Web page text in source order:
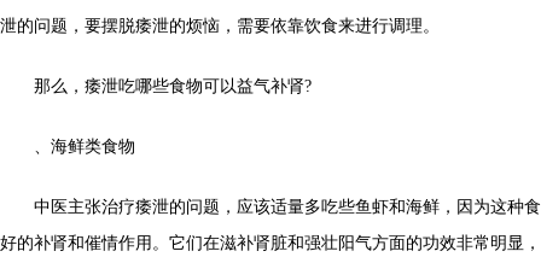
泄的问题，要摆脱痿泄的烦恼，需要依靠饮食来进行调理。
那么，痿泄吃哪些食物可以益气补肾?
、海鲜类食物
中医主张治疗痿泄的问题，应该适量多吃些鱼虾和海鲜，因为这种
好的补肾和催情作用。它们在滋补肾脏和强壮阳气方面的功效非常明显